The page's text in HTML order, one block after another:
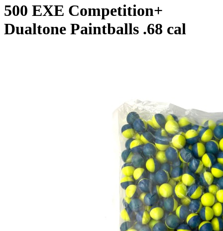
500 EXE Competition+
Dualtone Paintballs .68 cal